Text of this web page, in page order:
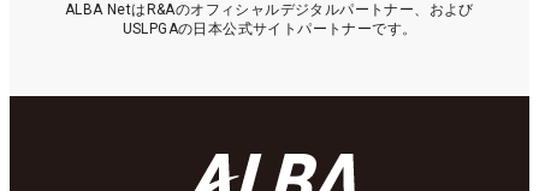
ALBA NetはR&Aのオフィシャルデジタルパートナー、および
USLPGAの日本公式サイトパートナーです。